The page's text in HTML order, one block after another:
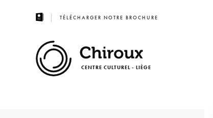
TÉLÉCHARGER NOTRE BROCHURE
CENTRE CULTUREL - LIÈGE